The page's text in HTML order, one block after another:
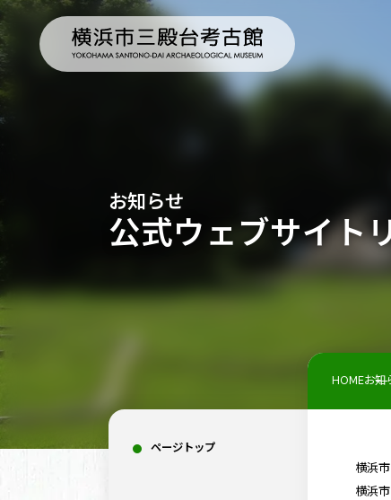
公式ウェブサイト
お知らせ
HOMEお知
横浜
横浜
ページトップ